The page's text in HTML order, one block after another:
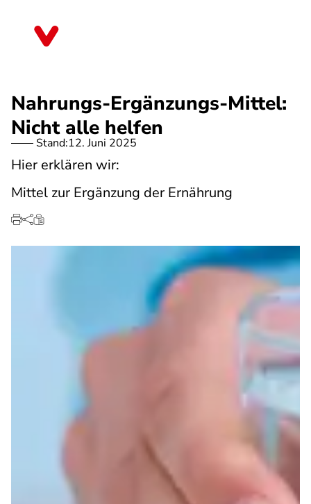
Nahrungs-Ergänzungs-Mittel:
Nicht alle helfen
Stand:12. Juni 2025
Hier erklären wir:
Mittel zur Ergänzung der Ernährung